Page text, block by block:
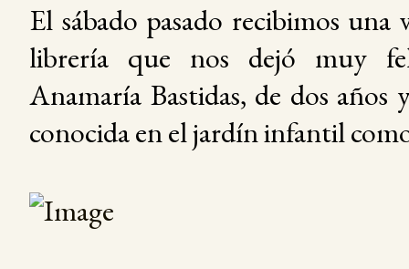
El sábado pasado recibimos una
librería que nos dejó muy
Anamaría Bastidas, de dos años
conocida en el jardín infantil